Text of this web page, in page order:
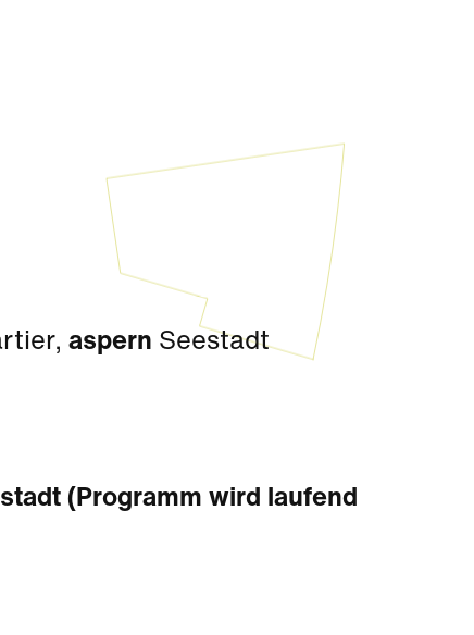
aspern Seestadt
(Programm wird laufend